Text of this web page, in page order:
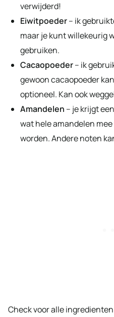
verwijderd!
Eiwitpoeder– ik
maar je kunt willekeurig
gebruiken.
Cacaopoeder– ik
gewoon cacaopoeder
optioneel. Kan ook
Amandelen – je krijgt
wat hele amandelen
worden. Andere noten
Check voor alle